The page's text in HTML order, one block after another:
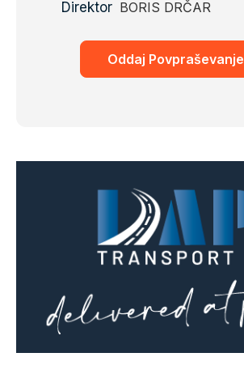
Direktor BORIS DRČAR
Oddaj Povpraševanje